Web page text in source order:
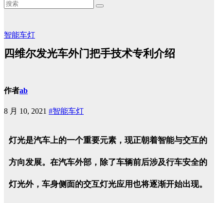
智能车灯
四维尔发光车外门把手技术专利介绍
作者ab
8 月 10, 2021 #智能车灯
灯光是汽车上的一个重要元素，现正朝着智能与交互的
方向发展。在汽车外部，除了车辆前后涉及行车安全的
灯光外，车身侧面的交互灯光应用也将逐渐开始出现。